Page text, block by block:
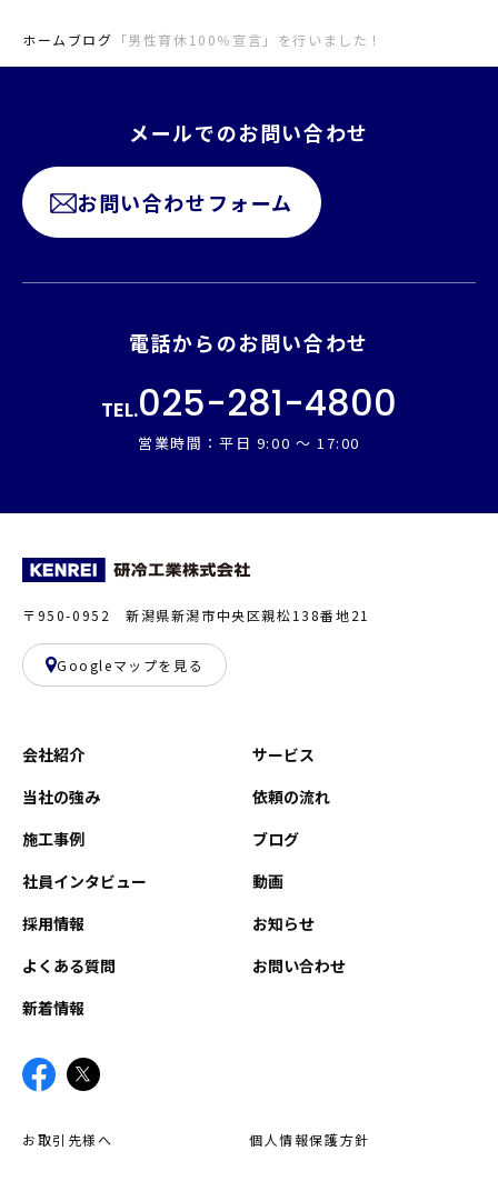
ホーム ブログ 「男性育休100％宣言」を行いました！
メールでのお問い合わせ
お問い合わせフォーム
電話からのお問い合わせ
TEL.025-281-4800
営業時間：平日 9:00 ～ 17:00
〒950-0952 新潟県新潟市中央区親松138番地21
Googleマップを見る
会社紹介
サービス
当社の強み
依頼の流れ
施工事例
ブログ
社員インタビュー
動画
採用情報
お知らせ
よくある質問
お問い合わせ
新着情報
お取引先様へ 個人情報保護方針